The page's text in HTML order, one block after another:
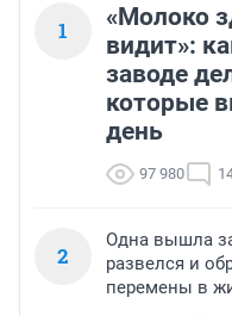
1
«Молоко
видит»:
заводе
которые
день
97 980
2
Одна вышла
развелся и
перемены в